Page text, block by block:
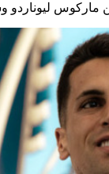
ماركوس